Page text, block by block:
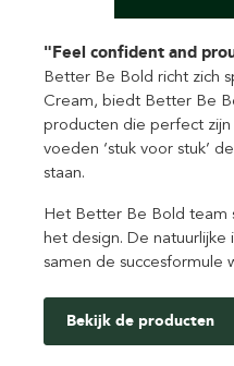
"Feel confident and
Better Be Bold richt zich
Cream, biedt Better Be
producten die perfect
voeden ‘stuk voor stuk’
staan.
Het Better Be Bold team
het design. De
samen de succesformule
Bekijk de producten